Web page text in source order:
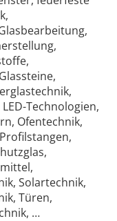
Technologien,
Ofentechnik,
Solartechnik,
Türen,
…